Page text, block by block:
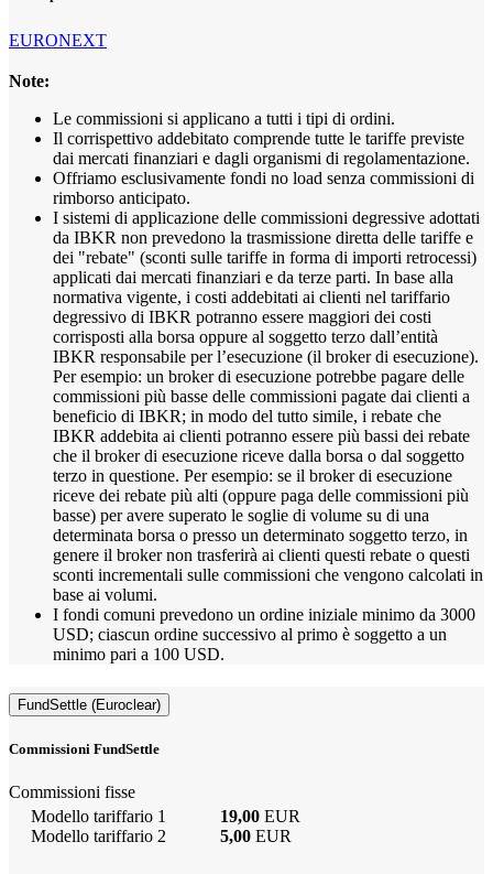
EURONEXT
Note:
Le commissioni si applicano a tutti i tipi di ordini.
Il corrispettivo addebitato comprende tutte le tariffe previste
dai mercati finanziari e dagli organismi di regolamentazione.
Offriamo esclusivamente fondi no load senza commissioni di
rimborso anticipato.
I sistemi di applicazione delle commissioni degressive adottati
da IBKR non prevedono la trasmissione diretta delle tariffe e
dei "rebate" (sconti sulle tariffe in forma di importi retrocessi)
applicati dai mercati finanziari e da terze parti. In base alla
normativa vigente, i costi addebitati ai clienti nel tariffario
degressivo di IBKR potranno essere maggiori dei costi
corrisposti alla borsa oppure al soggetto terzo dall’entità
IBKR responsabile per l’esecuzione (il broker di esecuzione).
Per esempio: un broker di esecuzione potrebbe pagare delle
commissioni più basse delle commissioni pagate dai clienti a
beneficio di IBKR; in modo del tutto simile, i rebate che
IBKR addebita ai clienti potranno essere più bassi dei rebate
che il broker di esecuzione riceve dalla borsa o dal soggetto
terzo in questione. Per esempio: se il broker di esecuzione
riceve dei rebate più alti (oppure paga delle commissioni più
basse) per avere superato le soglie di volume su di una
determinata borsa o presso un determinato soggetto terzo, in
genere il broker non trasferirà ai clienti questi rebate o questi
sconti incrementali sulle commissioni che vengono calcolati in
base ai volumi.
I fondi comuni prevedono un ordine iniziale minimo da 3000
USD; ciascun ordine successivo al primo è soggetto a un
minimo pari a 100 USD.
FundSettle (Euroclear)
Commissioni FundSettle
Commissioni fisse
Modello tariffario 1
19,00 EUR
Modello tariffario 2
5,00 EUR